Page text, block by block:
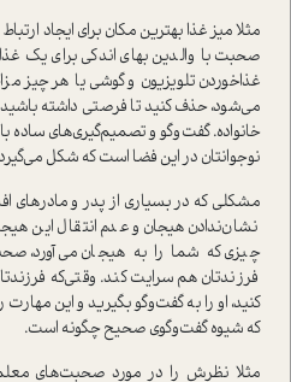
مثلا میز غذا بهترین مکان برای ایجاد
صحبت با والدین بهای اندکی برای
غذا‌خوردن تلویزیون و گوشی یا هر چیز
می‌شود، حذف کنید تا فرصتی داشته باشید
خانواده. گفت‌وگو و تصمیم‌گیری‌های ساده
نوجوانتان در این فضا ا‌ست که شکل
مشکلی که در بسیاری از پدر و مادر‌های
نشان‌ندادن هیجان و عدم انتقال این
چیزی‌ که شما را به هیجان می‌‌آورد،
فرزندتان هم سرایت کند. وقتی‌که
کنید، او را به گفت‌وگو بگیرید و این مهارت
که شیوه گفت‌وگوی صحیح چگونه ا‌ست.
مثلا نظرش را در مورد صحبت‌های